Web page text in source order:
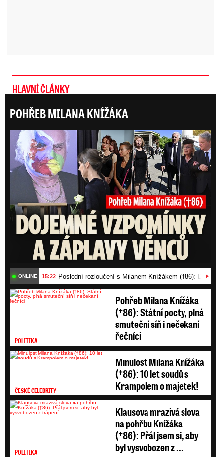
HLAVNÍ ČLÁNKY
POHŘEB MILANA KNÍŽÁKA
ONLINE 15:22 Poslední rozloučení s Milanem Knížákem (†86):
POLITIKA
Pohřeb Milana Knížáka
(†86): Státní pocty, plná
smuteční síň i nečekaní
řečníci
ČESKÉ CELEBRITY
Minulost Milana Knížáka
(†86): 10 let soudů s
Krampolem o majetek!
POLITIKA
Klausova mrazivá slova
na pohřbu Knížáka
(†86): Přál jsem si, aby
byl vysvobozen z ...